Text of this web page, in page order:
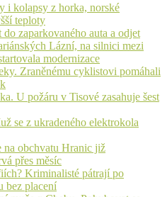
i kolapsy z horka, norské
teploty
zaparkovaného auta a odjet
Lázní, na silnici mezi
modernizace
Zraněnému cyklistovi pomáhali
U požáru v Tisové zasahuje šest
se z ukradeného elektrokola
na obchvatu Hranic již
přes měsíc
Kriminalisté pátrají po
bez placení